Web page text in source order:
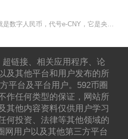
中国境内合规意义上的稳定币就是数字人民币，代号e‑CNY，它是央行发行的法定数字货币，并非
链接、相关应用程序、论
及其他平台和用户发布的所
平台及平台用户。592币圈
作任何类型的保证，网站所
其他内容资料仅供用户学习
何投资、法律等其他领域的
网用户以及其他第三方平台